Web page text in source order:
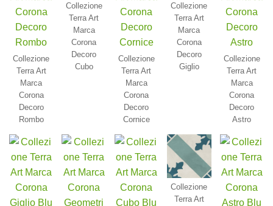
Collezione
Terra Art
Marca
Corona
Decoro
Rombo
Collezione
Terra Art
Marca
Corona
Decoro
Cubo
Collezione
Terra Art
Marca
Corona
Decoro
Cornice
Collezione
Terra Art
Marca
Corona
Decoro
Giglio
Collezione
Terra Art
Marca
Corona
Decoro
Astro
Collezione
Terra Art